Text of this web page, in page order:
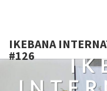
IKEBANA
#126